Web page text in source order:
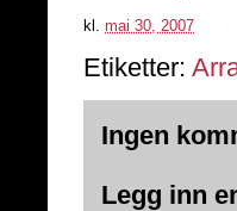
kl. mai 30, 2007
Etiketter:
Ingen
Legg inn